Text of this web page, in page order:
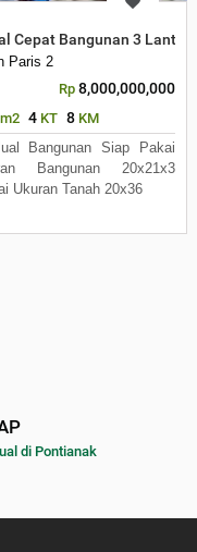
2
Cepat Bangunan 3 Lantai
Paris 2
Rp 8,000,000,000
m2 4 KT 8 KM
Bangunan Siap Pakai
Bangunan 20x21x3
Ukuran Tanah 20x36
di Pontianak